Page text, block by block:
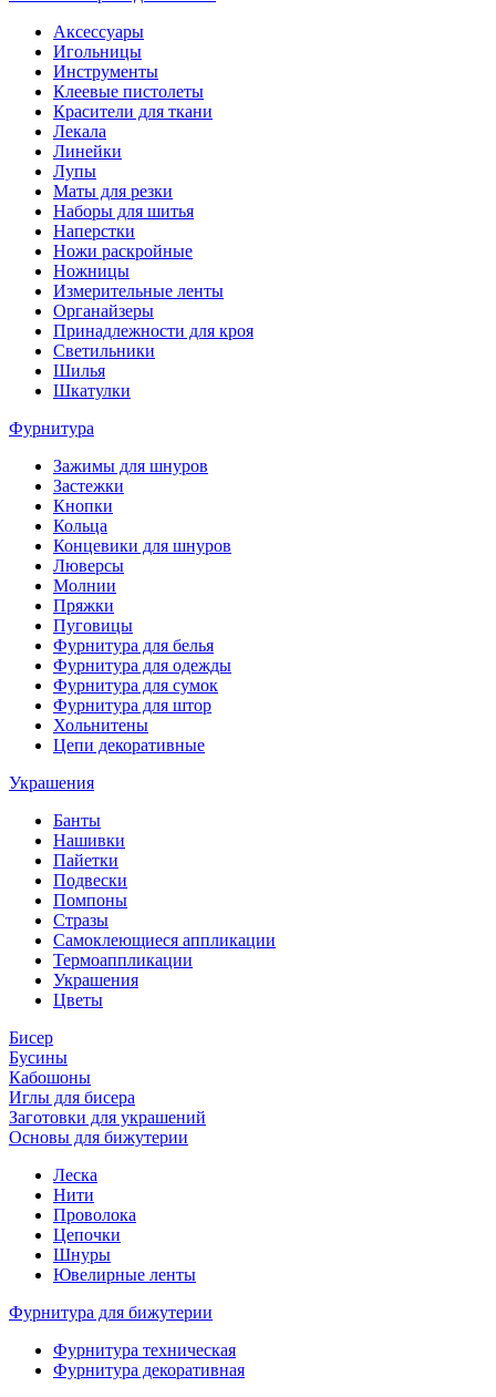
Аксессуары
Игольницы
Инструменты
Клеевые пистолеты
Красители для ткани
Лекала
Линейки
Лупы
Маты для резки
Наборы для шитья
Наперстки
Ножи раскройные
Ножницы
Измерительные ленты
Органайзеры
Принадлежности для кроя
Светильники
Шилья
Шкатулки
Фурнитура
Зажимы для шнуров
Застежки
Кнопки
Кольца
Концевики для шнуров
Люверсы
Молнии
Пряжки
Пуговицы
Фурнитура для белья
Фурнитура для одежды
Фурнитура для сумок
Фурнитура для штор
Хольнитены
Цепи декоративные
Украшения
Банты
Нашивки
Пайетки
Подвески
Помпоны
Стразы
Самоклеющиеся аппликации
Термоаппликации
Украшения
Цветы
Бисер
Бусины
Кабошоны
Иглы для бисера
Заготовки для украшений
Основы для бижутерии
Леска
Нити
Проволока
Цепочки
Шнуры
Ювелирные ленты
Фурнитура для бижутерии
Фурнитура техническая
Фурнитура декоративная